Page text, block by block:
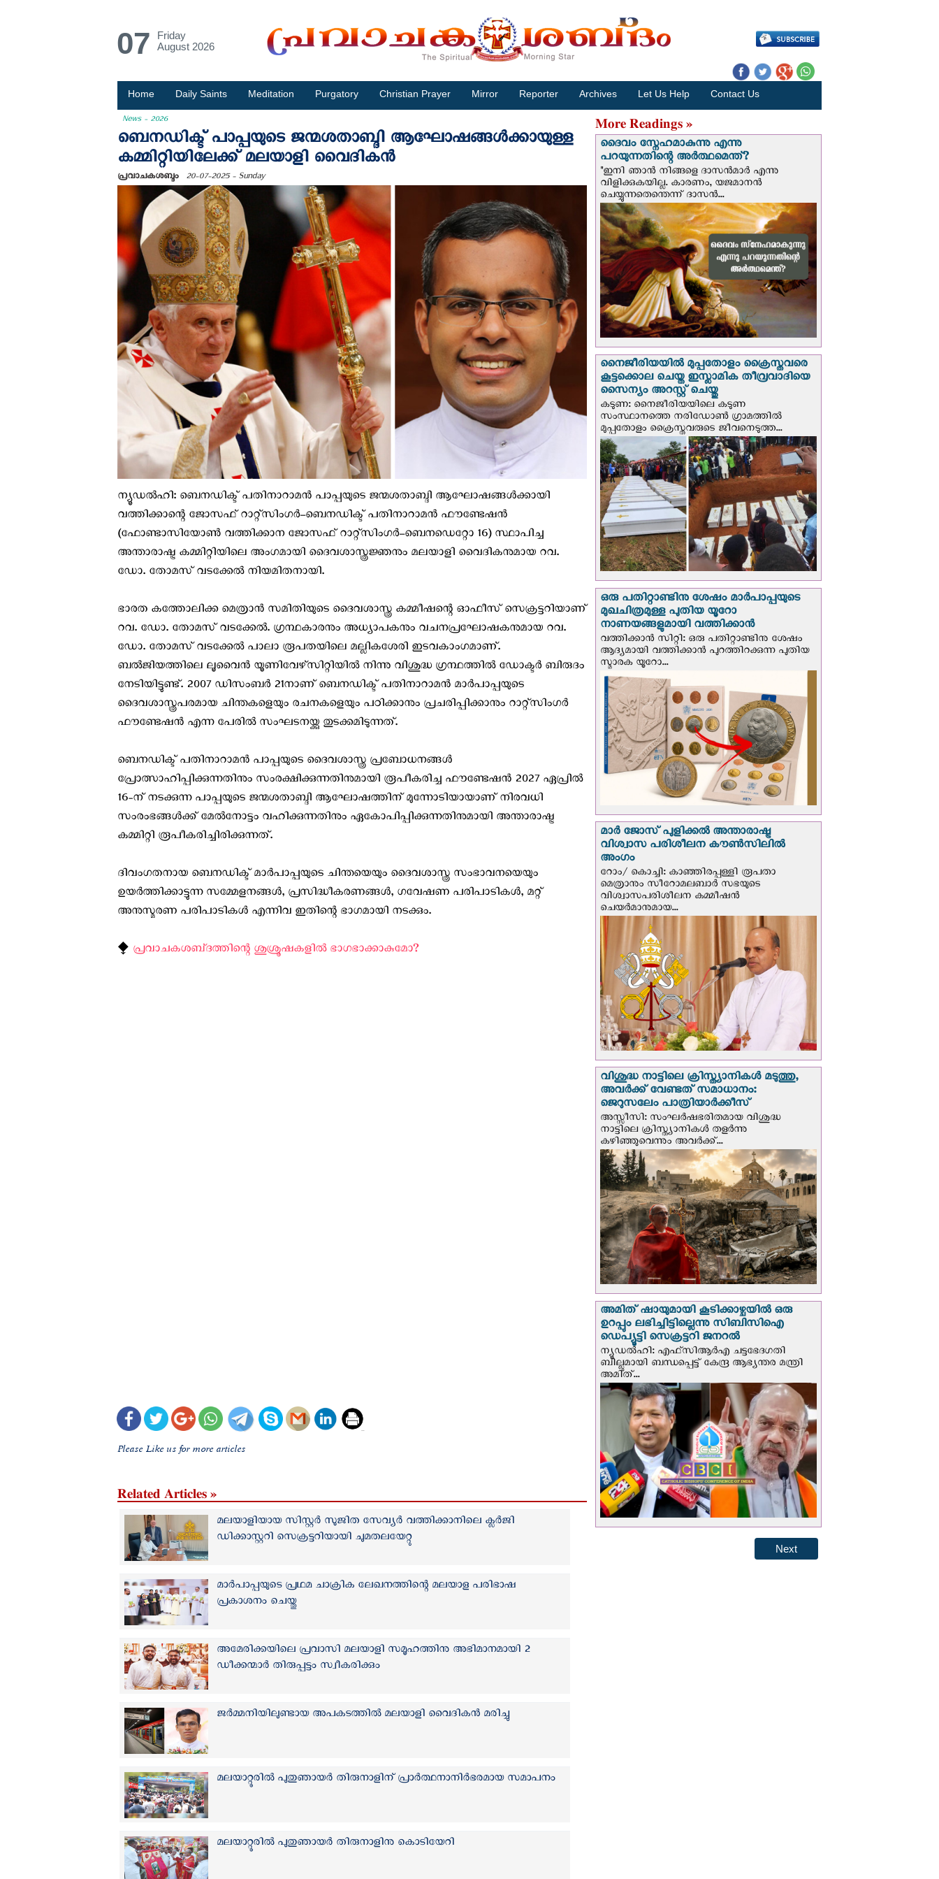
07
Friday
August 2026
Home Daily Saints Meditation Purgatory Christian Prayer Mirror Reporter Archives Let Us Help Contact Us
News - 2026
ബെനഡിക്ട് പാപ്പയുടെ ജന്മശതാബ്ദി ആഘോഷങ്ങൾക്കായുള്ള
കമ്മിറ്റിയിലേക്ക് മലയാളി വൈദികന്‍
പ്രവാചകശബ്ദം 20-07-2025 - Sunday
ന്യൂഡൽഹി: ബെനഡിക്ട് പതിനാറാമന്‍ പാപ്പയുടെ ജന്മശതാബ്ദി ആഘോഷങ്ങൾക്കായി
വത്തിക്കാന്റെ ജോസഫ് റാറ്റ്സിംഗർ–ബെനഡിക്ട് പതിനാറാമൻ ഫൗണ്ടേഷൻ
(ഫോണ്ടാസിയോൺ വത്തിക്കാന ജോസഫ് റാറ്റ്സിംഗർ–ബെനഡെറ്റോ 16) സ്ഥാപിച്ച
അന്താരാഷ്ട്ര കമ്മിറ്റിയിലെ അംഗമായി ദൈവശാസ്ത്രജ്ഞനും മലയാളി വൈദികനുമായ റവ.
ഡോ. തോമസ് വടക്കേൽ നിയമിതനായി.
ഭാരത കത്തോലിക്ക മെത്രാന്‍ സമിതിയുടെ ദൈവശാസ്ത്ര കമ്മീഷന്റെ ഓഫീസ് സെക്രട്ടറിയാണ്
റവ. ഡോ. തോമസ് വടക്കേൽ. ഗ്രന്ഥകാരനും അധ്യാപകനും വചനപ്രഘോഷകനുമായ റവ.
ഡോ. തോമസ് വടക്കേൽ പാലാ രൂപതയിലെ മല്ലികശേരി ഇടവകാംഗമാണ്.
ബൽജിയത്തിലെ ലൂവൈൻ യൂണിവേഴ്‌സിറ്റിയിൽ നിന്നു വിശുദ്ധ ഗ്രന്ഥത്തിൽ ഡോക്ടർ ബിരുദം
നേടിയിട്ടുണ്ട്. 2007 ഡിസംബര്‍ 21നാണ് ബെനഡിക്ട് പതിനാറാമൻ മാർപാപ്പയുടെ
ദൈവശാസ്ത്രപരമായ ചിന്തകളെയും രചനകളെയും പഠിക്കാനും പ്രചരിപ്പിക്കാനും റാറ്റ്സിംഗർ
ഫൗണ്ടേഷൻ എന്ന പേരില്‍ സംഘടനയ്ക്കു തുടക്കമിടുന്നത്.
ബെനഡിക്ട് പതിനാറാമന്‍ പാപ്പയുടെ ദൈവശാസ്ത്ര പ്രബോധനങ്ങള്‍
പ്രോത്സാഹിപ്പിക്കുന്നതിനും സംരക്ഷിക്കുന്നതിനുമായി രൂപീകരിച്ച ഫൗണ്ടേഷൻ 2027 ഏപ്രിൽ
16-ന് നടക്കുന്ന പാപ്പയുടെ ജന്മശതാബ്ദി ആഘോഷത്തിന് മുന്നോടിയായാണ് നിരവധി
സംരംഭങ്ങൾക്ക് മേൽനോട്ടം വഹിക്കുന്നതിനും ഏകോപിപ്പിക്കുന്നതിനുമായി അന്താരാഷ്ട്ര
കമ്മിറ്റി രൂപീകരിച്ചിരിക്കുന്നത്.
ദിവംഗതനായ ബെനഡിക്ട് മാർപാപ്പയുടെ ചിന്തയെയും ദൈവശാസ്ത്ര സംഭാവനയെയും
ഉയർത്തിക്കാട്ടുന്ന സമ്മേളനങ്ങൾ, പ്രസിദ്ധീകരണങ്ങൾ, ഗവേഷണ പരിപാടികള്‍, മറ്റ്
അനുസ്മരണ പരിപാടികള്‍ എന്നിവ ഇതിന്റെ ഭാഗമായി നടക്കും.
⧪ പ്രവാചകശബ്‌ദത്തിന്റെ ശുശ്രൂഷകളില്‍ ഭാഗഭാക്കാകുമോ? ‍
Please Like us for more articles
Related Articles »
മലയാളിയായ സിസ്റ്റർ സുജിത സേവ്യർ വത്തിക്കാനിലെ ക്ലർജി
ഡിക്കാസ്റ്ററി സെക്രട്ടറിയായി ചുമതലയേറ്റു
മാർപാപ്പയുടെ പ്രഥമ ചാക്രിക ലേഖനത്തിന്റെ മലയാള പരിഭാഷ
പ്രകാശനം ചെയ്തു
അമേരിക്കയിലെ പ്രവാസി മലയാളി സമൂഹത്തിനു അഭിമാനമായി 2
ഡീക്കന്മാര്‍ തിരുപ്പട്ടം സ്വീകരിക്കും
ജർമ്മനിയിലുണ്ടായ അപകടത്തില്‍ മലയാളി വൈദികന്‍ മരിച്ചു
മലയാറ്റൂരില്‍ പുതുഞായർ തിരുനാളിന് പ്രാര്‍ത്ഥനാനിര്‍ഭരമായ സമാപനം
മലയാറ്റൂരില്‍ പുതുഞായർ തിരുനാളിനു കൊടിയേറി
More Readings »
ദൈവം സ്നേഹമാകുന്നു എന്നു
പറയുന്നതിന്റെ അർത്ഥമെന്ത്?
"ഇനി ഞാന്‍ നിങ്ങളെ ദാസന്‍മാര്‍ എന്നു
വിളിക്കുകയില്ല. കാരണം, യജമാനന്‍
ചെയ്യുന്നതെന്തെന്ന് ദാസന്‍...
നൈജീരിയയില്‍ മുപ്പതോളം ക്രൈസ്തവരെ
കൂട്ടക്കൊല ചെയ്ത ഇസ്ലാമിക തീവ്രവാദിയെ
സൈന്യം അറസ്റ്റ് ചെയ്തു
കടുണ: നൈജീരിയയിലെ കടുണ
സംസ്ഥാനത്തെ നരിഡോൺ ഗ്രാമത്തിൽ
മുപ്പതോളം ക്രൈസ്തവരുടെ ജീവനെടുത്ത...
ഒരു പതിറ്റാണ്ടിനു ശേഷം മാർപാപ്പയുടെ
മുഖചിത്രമുള്ള പുതിയ യൂറോ
നാണയങ്ങളുമായി വത്തിക്കാന്‍
വത്തിക്കാന്‍ സിറ്റി: ഒരു പതിറ്റാണ്ടിനു ശേഷം
ആദ്യമായി വത്തിക്കാൻ പുറത്തിറക്കുന്ന പുതിയ
സ്മാരക യൂറോ...
മാർ ജോസ് പുളിക്കൽ അന്താരാഷ്ട്ര
വിശ്വാസ പരിശീലന കൗൺസിലിൽ
അംഗം
റോം/ കൊച്ചി: കാഞ്ഞിരപ്പള്ളി രൂപതാ
മെത്രാനും സീറോമലബാർ സഭയുടെ
വിശ്വാസപരിശീലന കമ്മീഷൻ
ചെയർമാനുമായ...
വിശുദ്ധ നാട്ടിലെ ക്രിസ്ത്യാനികൾ മടുത്തു,
അവർക്ക് വേണ്ടത് സമാധാനം:
ജെറുസലേം പാത്രിയാര്‍ക്കീസ്
അസ്സീസി: സംഘര്‍ഷഭരിതമായ വിശുദ്ധ
നാട്ടിലെ ക്രിസ്ത്യാനികൾ തളര്‍ന്നു
കഴിഞ്ഞുവെന്നും അവർക്ക്...
അമിത് ഷായുമായി കൂടിക്കാഴ്ചയില്‍ ഒരു
ഉറപ്പും ലഭിച്ചിട്ടില്ലെന്നു സിബിസിഐ
ഡെപ്യൂട്ടി സെക്രട്ടറി ജനറല്‍
ന്യൂഡല്‍ഹി: എഫ്‌സിആര്‍എ ചട്ടഭേദഗതി
ബില്ലുമായി ബന്ധപ്പെട്ട് കേന്ദ്ര ആഭ്യന്തര മന്ത്രി
അമിത്...
Next